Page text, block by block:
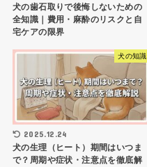
犬の歯石取りで後悔しないための
全知識｜費用・麻酔のリスクと自
宅ケアの限界
犬の知識
2025.12.24
犬の生理（ヒート）期間はいつま
で？周期や症状・注意点を徹底解